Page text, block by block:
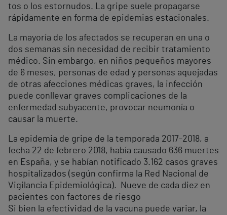
tos o los estornudos. La gripe suele propagarse
rápidamente en forma de epidemias estacionales.
La mayoría de los afectados se recuperan en una o
dos semanas sin necesidad de recibir tratamiento
médico. Sin embargo, en niños pequeños mayores
de 6 meses, personas de edad y personas aquejadas
de otras afecciones médicas graves, la infección
puede conllevar graves complicaciones de la
enfermedad subyacente, provocar neumonía o
causar la muerte.
La epidemia de gripe de la temporada 2017-2018, a
fecha 22 de febrero 2018, había causado 636 muertes
en España, y se habían notificado 3.162 casos graves
hospitalizados (según confirma la Red Nacional de
Vigilancia Epidemiológica). Nueve de cada diez en
pacientes con factores de riesgo
Si bien la efectividad de la vacuna puede variar, la